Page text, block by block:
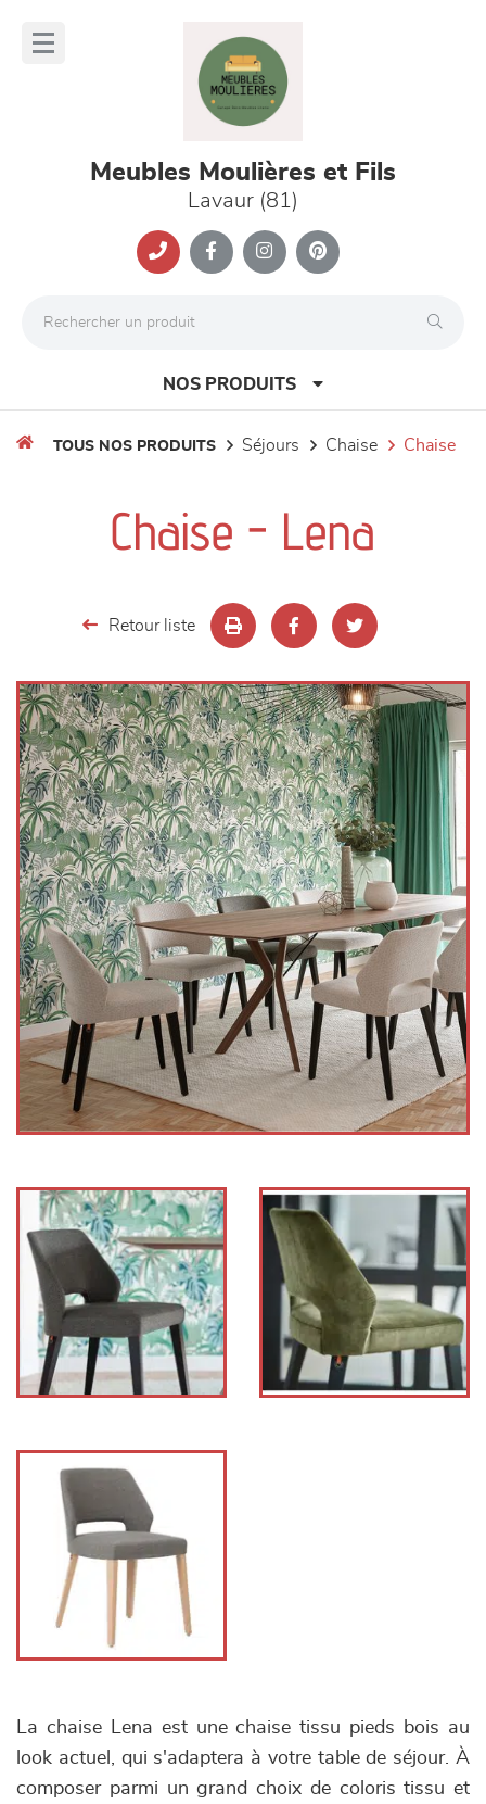
Meubles Moulières et Fils
Lavaur (81)
NOS PRODUITS
meubles de complément
literie
décoration
TOUS NOS PRODUITS séjours chaise chaise
Chaise - Lena
Retour liste
La chaise Lena est une chaise tissu pieds bois au
look actuel, qui s'adaptera à votre table de séjour. À
composer parmi un grand choix de coloris tissu et